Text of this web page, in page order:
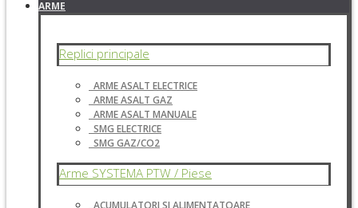
ARME
Replici principale
ARME ASALT ELECTRICE
ARME ASALT GAZ
ARME ASALT MANUALE
SMG ELECTRICE
SMG GAZ/CO2
Arme SYSTEMA PTW / Piese
ACUMULATORI SI ALIMENTATOARE